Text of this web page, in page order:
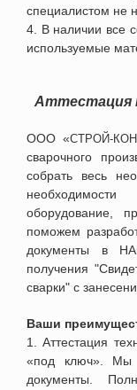
специалистом не
4. В наличии все
используемые
Аттестация
ООО «СТРОЙ-
сварочного
собрать весь
оборудование,
поможем
документы в
получения
сварки" с
Ваши
1. Аттестация
«под ключ». Мы
документы.